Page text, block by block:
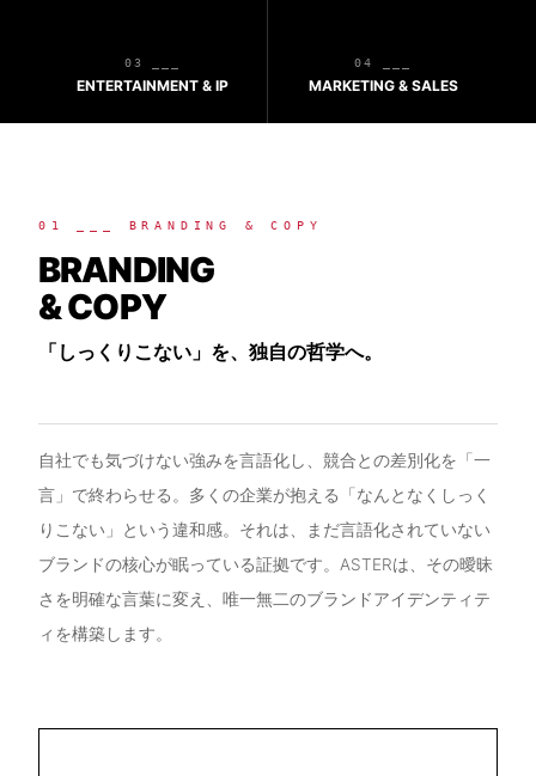
03 ___
ENTERTAINMENT & IP
04 ___
MARKETING & SALES
01 ___ BRANDING & COPY
BRANDING
& COPY
「しっくりこない」を、独自の哲学へ。
自社でも気づけない強みを言語化し、競合との差別化を「一
言」で終わらせる。多くの企業が抱える「なんとなくしっく
りこない」という違和感。それは、まだ言語化されていない
ブランドの核心が眠っている証拠です。ASTERは、その曖昧
さを明確な言葉に変え、唯一無二のブランドアイデンティテ
ィを構築します。